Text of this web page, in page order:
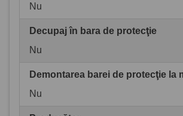
Nu
Decupaj în bara de protecţie
Nu
Demontarea barei de protecţie la
Nu